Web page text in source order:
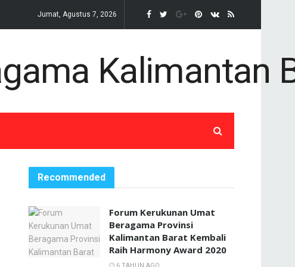
Jumat, Agustus 7, 2026
Recommended
Forum Kerukunan Umat
Beragama Provinsi
Kalimantan Barat Kembali
Raih Harmony Award 2020